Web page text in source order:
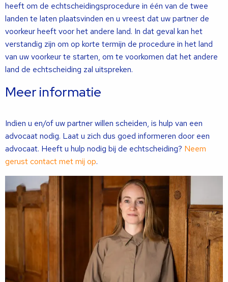
heeft om de echtscheidingsprocedure in één van de twee
landen te laten plaatsvinden en u vreest dat uw partner de
voorkeur heeft voor het andere land. In dat geval kan het
verstandig zijn om op korte termijn de procedure in het land
van uw voorkeur te starten, om te voorkomen dat het andere
land de echtscheiding zal uitspreken.
Meer informatie
Indien u en/of uw partner willen scheiden, is hulp van een
advocaat nodig. Laat u zich dus goed informeren door een
advocaat. Heeft u hulp nodig bij de echtscheiding? Neem
gerust contact met mij op.